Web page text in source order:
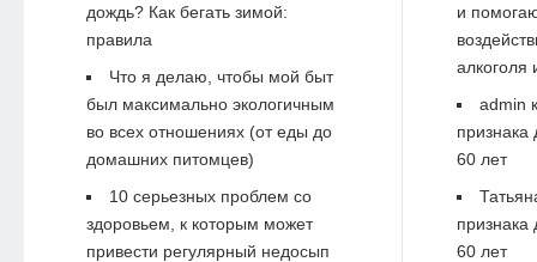
дождь? Как бегать зимой:
правила
Что я делаю, чтобы мой быт
был максимально экологичным
во всех отношениях (от еды до
домашних питомцев)
10 серьезных проблем со
здоровьем, к которым может
привести регулярный недосып
и
алкоголя
admin
60 лет
60 лет